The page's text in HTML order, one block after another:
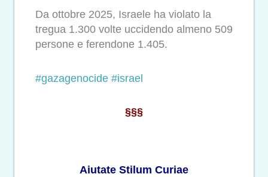
Da ottobre 2025, Israele ha violato la
tregua 1.300 volte uccidendo almeno 509
persone e ferendone 1.405.
#gazagenocide #israel
§§§
Aiutate Stilum Curiae